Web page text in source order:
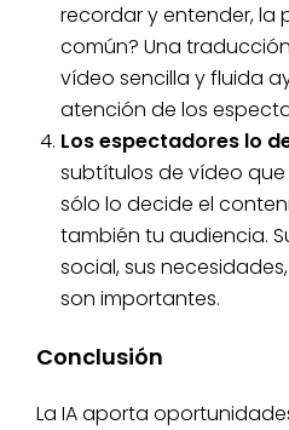
recordar y entender, la
común? Una
vídeo sencilla y fluida
atención de los
Los espectadores lo
subtítulos de vídeo
sólo lo decide el
también tu audiencia.
social, sus
son importantes.
Conclusión
La IA aporta